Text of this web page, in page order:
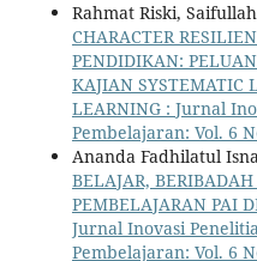
Rahmat Riski,
CHARACTER
PENDIDIKAN:
KAJIAN SYSTEMATIC
LEARNING : Jurnal
Pembelajaran: Vol. 6
Ananda Fadhilatul
BELAJAR,
PEMBELAJARAN PAI
Jurnal Inovasi
Pembelajaran: Vol. 6